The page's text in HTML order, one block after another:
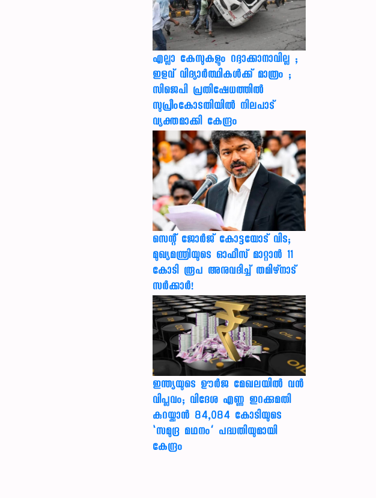
എല്ലാ കേസുകളും റദ്ദാക്കാനാവില്ല ;
ഇളവ് വിദ്യാർത്ഥികൾക്ക് മാത്രം ;
സിജെപി പ്രതിഷേധത്തിൽ
സുപ്രീംകോടതിയിൽ നിലപാട്
വ്യക്തമാക്കി കേന്ദ്രം
സെന്റ് ജോർജ് കോട്ടയോട് വിട;
മുഖ്യമന്ത്രിയുടെ ഓഫീസ് മാറ്റാൻ 11
കോടി രൂപ അനുവദിച്ച് തമിഴ്നാട്
സർക്കാർ!
ഇന്ത്യയുടെ ഊർജ മേഖലയിൽ വൻ
വിപ്ലവം; വിദേശ എണ്ണ ഇറക്കുമതി
കുറയ്ക്കാൻ 84,084 കോടിയുടെ
‘സമുദ്ര മഥനം’ പദ്ധതിയുമായി
കേന്ദ്രം